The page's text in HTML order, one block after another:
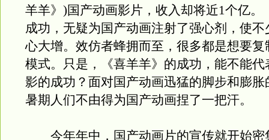
羊羊》)国产动画影片，收入却将近1个亿。
成功，无疑为国产动画注射了强心剂，使不
心大增。效仿者蜂拥而至，很多都是想要复
模式。只是，《喜羊羊》的成功，能不能代
影的成功？面对国产动画迅猛的脚步和膨胀
暑期人们不由得为国产动画捏了一把汗。
今年年中，国产动画片的宣传就开始密